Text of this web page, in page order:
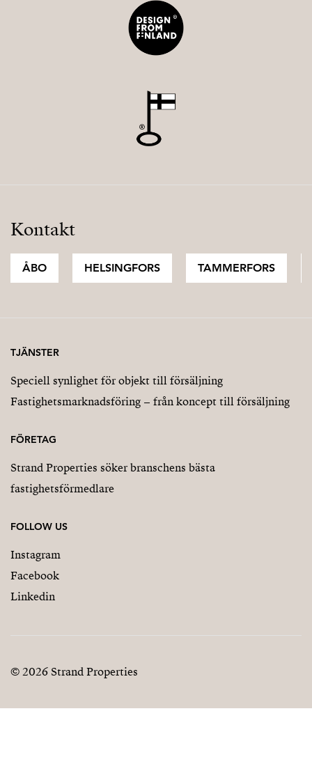
Kontakt
ÅBO HELSINGFORS TAMMERFORS
TJÄNSTER
Speciell synlighet för objekt till försäljning
Fastighetsmarknadsföring – från koncept till försäljning
FÖRETAG
Strand Properties söker branschens bästa
fastighetsförmedlare
FOLLOW US
Instagram
Facebook
Linkedin
© 2026 Strand Properties